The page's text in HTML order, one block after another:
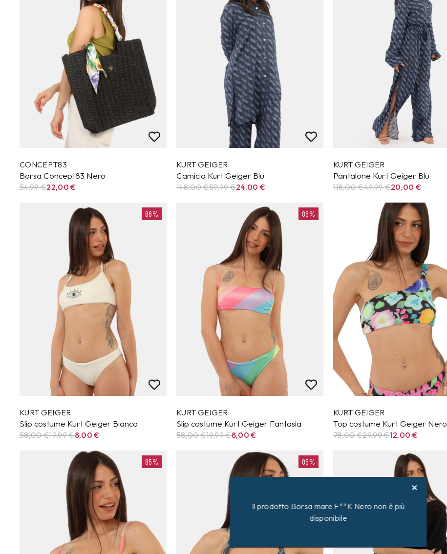
CONCEPT83
Borsa Concept83 Nero
54,99€22,00€
KURT GEIGER
Camicia Kurt Geiger Blu
148,00 €59,99€24,00€
KURT GEIGER
Pantalone Kurt Geiger Blu
118,00 €49,99€20,00€
86%
KURT GEIGER
Slip costume Kurt Geiger Bianco
58,00 €19,99€8,00€
86%
KURT GEIGER
Slip costume Kurt Geiger Fantasia
58,00 €19,99€8,00€
KURT GEIGER
Top costume Kurt Geiger Nero
78,00 €29,99€12,00 €
85% 85%
Il prodotto Borsa mare F**K Nero non è più
disponibile